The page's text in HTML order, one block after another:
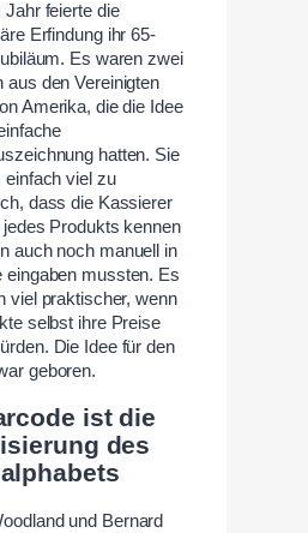
Jahr feierte die
Erfindung ihr 65-
Es waren zwei
aus den Vereinigten
Amerika, die die Idee
hatten. Sie
einfach viel zu
dass die Kassierer
Produkts kennen
auch noch manuell in
eingaben mussten. Es
viel praktischer, wenn
selbst ihre Preise
Die Idee für den
geboren.
ist die
des
und Bernard